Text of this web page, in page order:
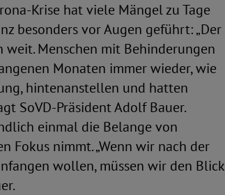
Krise hat viele Mängel zu Tage
besonders vor Augen geführt: „Der
Menschen mit Behinderungen
Monaten immer wieder, wie
hintenanstellen und hatten
SoVD-Präsident Adolf Bauer.
einmal die Belange von
Fokus nimmt. „Wenn wir nach der
wollen, müssen wir den Blick